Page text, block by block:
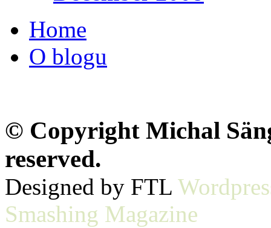
Home
O blogu
© Copyright Michal
reserved.
Designed by FTL
Smashing Magazine